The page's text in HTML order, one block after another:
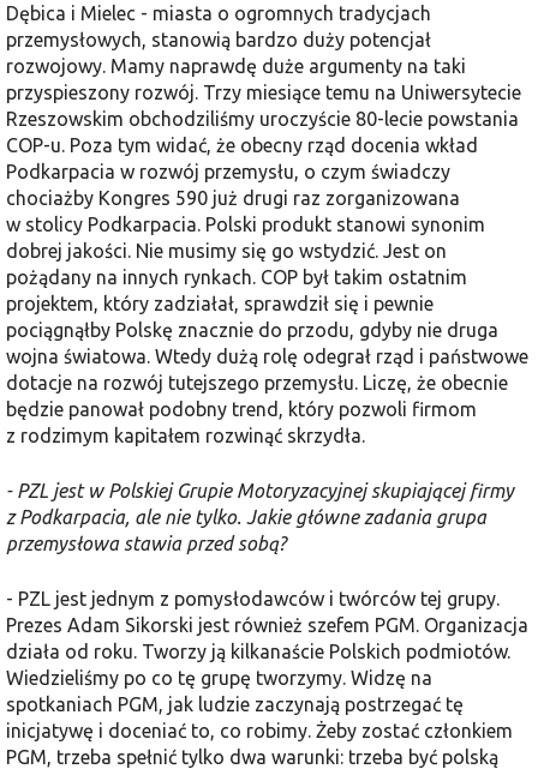
Dębica i Mielec - miasta o ogromnych tradycjach
przemysłowych, stanowią bardzo duży potencjał
rozwojowy. Mamy naprawdę duże argumenty na taki
przyspieszony rozwój. Trzy miesiące temu na Uniwersytecie
Rzeszowskim obchodziliśmy uroczyście 80-lecie powstania
COP-u. Poza tym widać, że obecny rząd docenia wkład
Podkarpacia w rozwój przemysłu, o czym świadczy
chociażby Kongres 590 już drugi raz zorganizowana
w stolicy Podkarpacia. Polski produkt stanowi synonim
dobrej jakości. Nie musimy się go wstydzić. Jest on
pożądany na innych rynkach. COP był takim ostatnim
projektem, który zadziałał, sprawdził się i pewnie
pociągnąłby Polskę znacznie do przodu, gdyby nie druga
wojna światowa. Wtedy dużą rolę odegrał rząd i państwowe
dotacje na rozwój tutejszego przemysłu. Liczę, że obecnie
będzie panował podobny trend, który pozwoli firmom
z rodzimym kapitałem rozwinąć skrzydła.
- PZL jest w Polskiej Grupie Motoryzacyjnej skupiającej firmy
z Podkarpacia, ale nie tylko. Jakie główne zadania grupa
przemysłowa stawia przed sobą?
- PZL jest jednym z pomysłodawców i twórców tej grupy.
Prezes Adam Sikorski jest również szefem PGM. Organizacja
działa od roku. Tworzy ją kilkanaście Polskich podmiotów.
Wiedzieliśmy po co tę grupę tworzymy. Widzę na
spotkaniach PGM, jak ludzie zaczynają postrzegać tę
inicjatywę i doceniać to, co robimy. Żeby zostać członkiem
PGM, trzeba spełnić tylko dwa warunki: trzeba być polską